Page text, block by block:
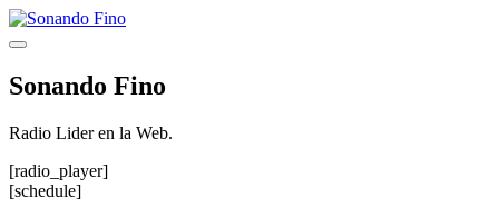
Saltar
al
Menú
Sonando Fino
Radio Lider en la Web.
[radio_player]
[schedule]